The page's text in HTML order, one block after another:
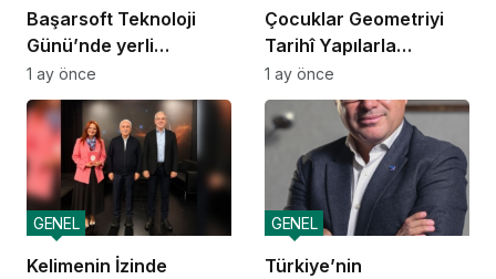
Başarsoft Teknoloji
Günü’nde yerli
navigasyon
1 ay önce
Çocuklar Geometriyi
Tarihî Yapılarla
Öğreniyor
1 ay önce
Kelimenin İzinde
GENEL
Türkiye’nin
GENEL